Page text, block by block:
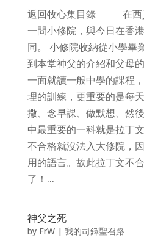
返回牧心集目錄 在西
一間小修院，與今日在香
同。 小修院收納從小學畢
到本堂神父的介紹和父母
一面就讀一般中學的課程
理的訓練，更重要的是每
撒、念早課、做默想、然
中最重要的一科就是拉丁
不合格就沒法入大修院，
用的語言。故此拉丁文不
了！...
神父之死
by FrW| 我的司鐸聖召路